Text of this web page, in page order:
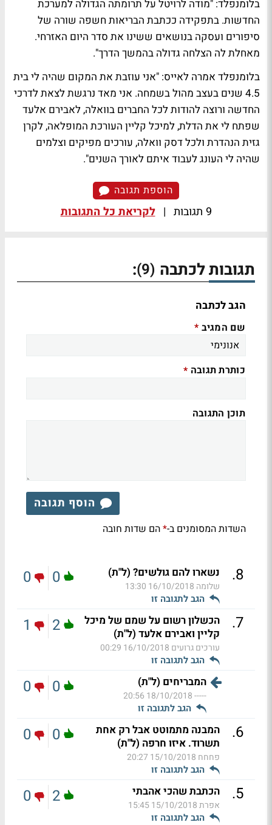
בלומנפלד: "מודה לרויטל על תרומתה הגדולה למערכת
החדשות. בתפקידה ככתבת הבריאות חשפה שורה של
סיפורים ועסקה בנושאים ששינו את סדר היום האזרחי.
מאחלת לה הצלחה גדולה בהמשך הדרך".
בלומנפלד אמרה לאייס: "אני עוזבת את המקום שהיה לי בית
4.5 שנים בעצב מהול בשמחה. אני מאד נרגשת לצאת לדרכי
החדשה ורוצה להודות לכל החברים בוואלה, לאבירם אלעד
שפתח לי את הדלת, למיכל קליין העורכת המופלאה, לקרן
גזית הנהדרת ולכל דסק וואלה, עורכים מפיקים וצלמים
שהיה לי העונג לעבוד איתם לאורך השנים".
הוספת תגובה
9 תגובות | לקריאת כל התגובות
תגובות לכתבה (9)
:
הגב לכתבה
שם המגיב *
כותרת תגובה *
תוכן התגובה
הוסף תגובה
השדות המסומנים ב-*הם שדות חובה
8
. נשארו להם גולשים? (ל"ת)
שלומה 16/10/2018 13:30
הגב לתגובה זו
0
0
7
.
הכשלון רשום על שמם של מיכל
קליין ואבירם אלעד (ל"ת)
עורכים גרועים 16/10/2018 00:29
הגב לתגובה זו
2
1
המבריחים (ל"ת)
-----
18/10/2018 20:56
הגב לתגובה זו
0
0
6
.
המבנה מתמוטט אבל רק אחת
תשרוד. איזו חרפה (ל"ת)
פחחח 15/10/2018 20:27
הגב לתגובה זו
0
0
5
. הכתבת שהכי אהבתי
אפרת15/10/2018 15:45
הגב לתגובה זו
2
0